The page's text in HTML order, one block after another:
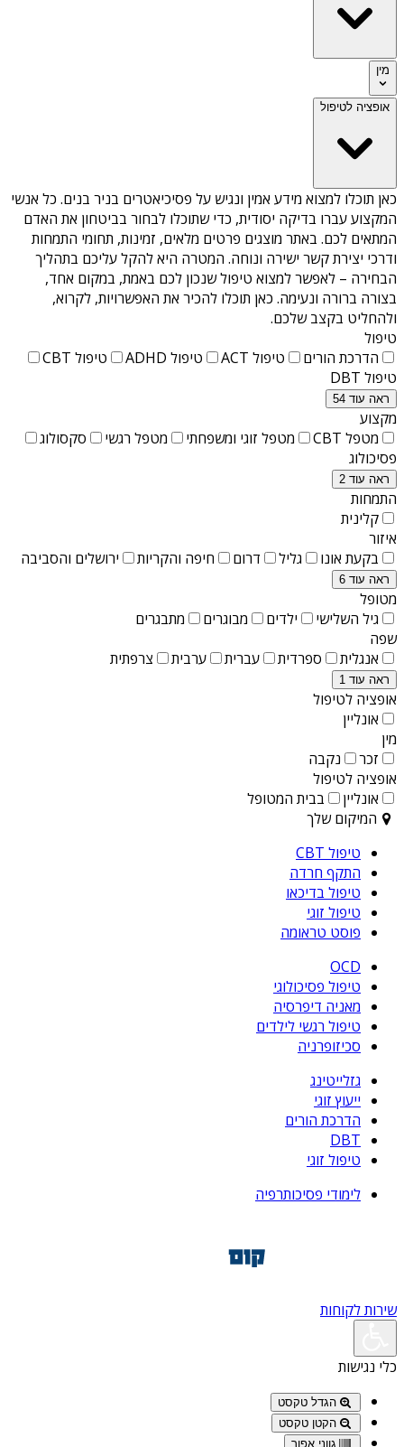
מין
אופציה לטיפול
כאן תוכלו למצוא מידע אמין ונגיש על פסיכיאטרים בניר בנים. כל אנשי
המקצוע עברו בדיקה יסודית, כדי שתוכלו לבחור בביטחון את האדם
המתאים לכם. באתר מוצגים פרטים מלאים, זמינות, תחומי התמחות
ודרכי יצירת קשר ישירה ונוחה. המטרה היא להקל עליכם בתהליך
הבחירה – לאפשר למצוא טיפול שנכון לכם באמת, במקום אחד,
בצורה ברורה ונעימה. כאן תוכלו להכיר את האפשרויות, לקרוא,
ולהחליט בקצב שלכם.
טיפול
הדרכת הורים
טיפול ACT טיפול ADHD
טיפול CBT
טיפול DBT
ראה עוד 54
מקצוע
מטפל CBT
מטפל זוגי ומשפחתי מטפל רגשי
סקסולוג
פסיכולוג
ראה עוד 2
התמחות
קלינית
איזור
בקעת אונו
גליל דרום חיפה והקריות ירושלים והסביבה
ראה עוד 6
מטופל
גיל השלישי
ילדים מבוגרים
מתבגרים
שפה
אנגלית
ספרדית עברית ערבית צרפתית
ראה עוד 1
אופציה לטיפול
אונליין
מין
זכר
נקבה
אופציה לטיפול
אונליין
בבית המטופל
המיקום שלך
טיפול CBT
התקף חרדה
טיפול בדיכאו
טיפול זוגי
פוסט טראומה
OCD
טיפול פסיכולוגי
מאניה דיפרסיה
טיפול רגשי לילדים
סכיזופרניה
גזלייטינג
ייעוץ זוגי
הדרכת הורים
DBT
טיפול זוגי
לימודי פסיכותרפיה
שירות לקוחות
כלי נגישות
הגדל טקסט
הקטן טקסט
גווני אפור